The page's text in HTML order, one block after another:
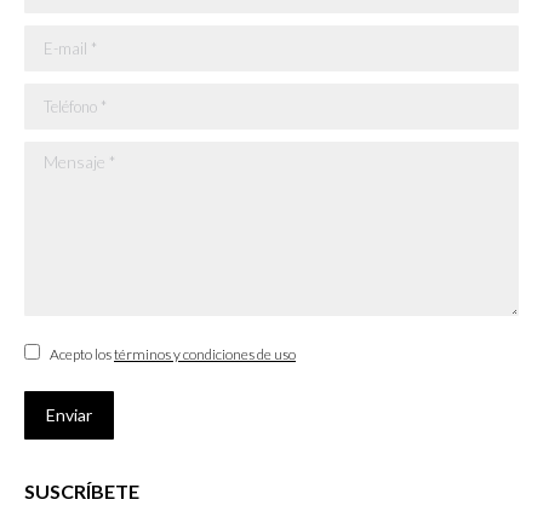
E-mail *
Teléfono *
Mensaje *
Acepto lostérminos y condiciones de uso
Enviar
SUSCRÍBETE